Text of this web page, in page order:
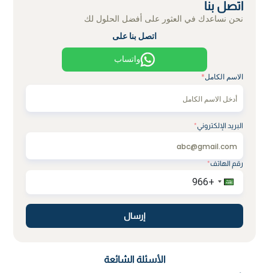
اتصل بنا
نحن نساعدك في العثور على أفضل الحلول لك
اتصل بنا على
واتساب
الاسم الكامل*
البريد الإلكتروني*
رقم الهاتف*
إرسال
الأسئلة الشائعة